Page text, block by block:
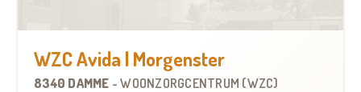
WZC Avida | Morgenster
8340 DAMME -WOONZORGCENTRUM (WZC)